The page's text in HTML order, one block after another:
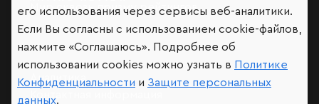
Мир сквозь призму рейтингов
Аналитика
его использования через сервисы веб-аналитики.
Если Вы согласны с использованием cookie-файлов,
нажмите «Соглашаюсь». Подробнее об
использовании cookies можно узнать в Политике
Конфиденциальности и Защите персональных
данных.